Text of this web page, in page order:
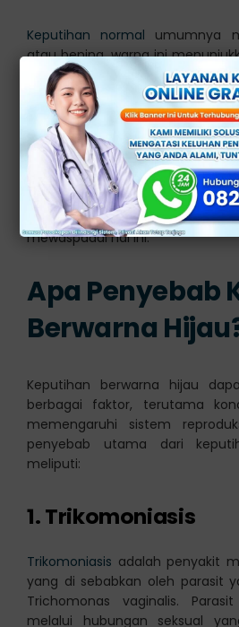
Keputihan normal umumnya
atau bening, warna ini
dan fungsi normal sistem
yang normal cenderung tidak
biasanya tidak menimbulkan
Lalu bagaimana kalau cairan
berwarna hijau? Jika cairan
berwarna hijau, terutama jika
kental dan berbau
mewaspadai hal ini.
Apa Penyebab
Berwarna
Keputihan berwarna hijau
berbagai faktor, terutama
memengaruhi sistem
penyebab utama dari
meliputi:
1. Trikomoniasis
Trikomoniasis adalah penyakit
yang di sebabkan oleh parasit
Trichomonas vaginalis.
melalui hubungan seksual